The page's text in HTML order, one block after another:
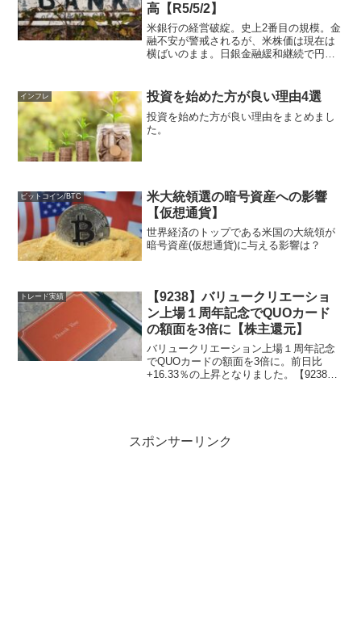
高【R5/5/2】
米銀行の経営破綻。史上2番目の規模。金
融不安が警戒されるが、米株価は現在は
横ばいのまま。日銀金融緩和継続で円安
インフレ 投資を始めた方が良い理由4選
投資を始めた方が良い理由をまとめまし
た。
ビットコイン/BTC
米大統領選の暗号資産への影響
【仮想通貨】
世界経済のトップである米国の大統領が
暗号資産(仮想通貨)に与える影響は？
トレード実績
【9238】バリュークリエーショ
ン上場１周年記念でQUOカード
の額面を3倍に【株主還元】
バリュークリエーション上場１周年記念
でQUOカードの額面を3倍に。前日比
+16.33％の上昇となりました。【9238】
スポンサーリンク